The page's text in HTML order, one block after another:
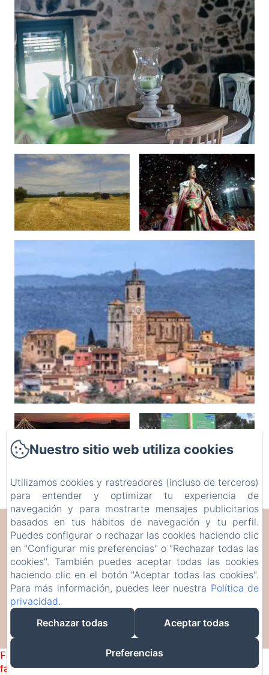
CAN SERRÀ 1786
Veïnat de Brugera, 10, Llagostera, 17240, España
info@canserra1786.cat
+34610336310
Desarrollado con Amenitiz
Failed to load BookingEngine/index: Loading chunk 93
failed. (missing:
Nuestro sitio web utiliza cookies
Utilizamos cookies y rastreadores (incluso de terceros)
para entender y optimizar tu experiencia de
navegación y para mostrarte mensajes publicitarios
basados en tus hábitos de navegación y tu perfil.
Puedes configurar o rechazar las cookies haciendo clic
en "Configurar mis preferencias" o "Rechazar todas las
cookies". También puedes aceptar todas las cookies
haciendo clic en el botón "Aceptar todas las cookies".
Para más información, puedes leer nuestra Política de
privacidad.
Rechazar todas
Aceptar todas
Preferencias